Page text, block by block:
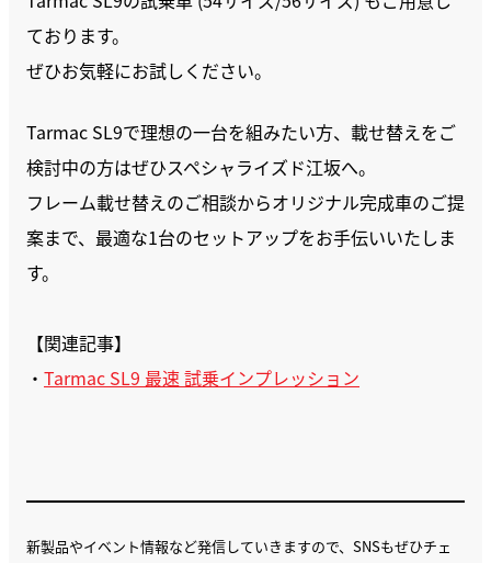
ております。
ぜひお気軽にお試しください。
Tarmac SL9で理想の一台を組みたい方、載せ替えをご
検討中の方はぜひスペシャライズド江坂へ。
フレーム載せ替えのご相談からオリジナル完成車のご提
案まで、最適な1台のセットアップをお手伝いいたしま
す。
【関連記事】
・ Tarmac SL9 最速 試乗インプレッション
新製品やイベント情報など発信していきますので、SNSもぜひチェ